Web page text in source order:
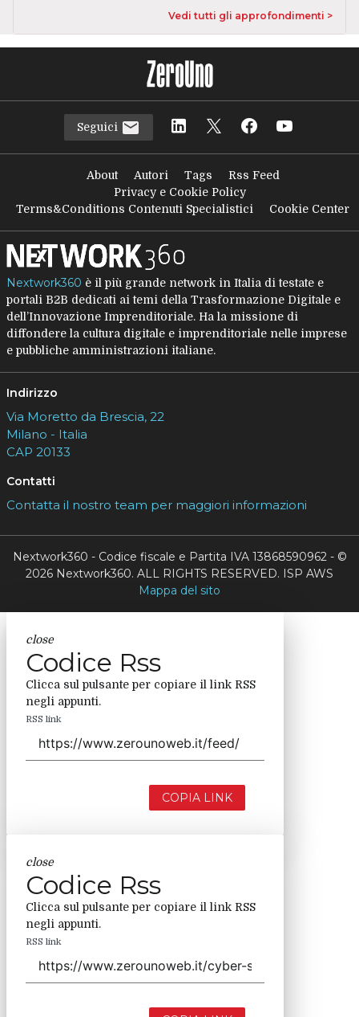
Vedi tutti gli approfondimenti >
Seguici
About Autori Tags
Rss Feed
Privacy e Cookie Policy
Terms&Conditions Contenuti Specialistici
Cookie Center
Nextwork360 è il più grande network in Italia di testate e
portali B2B dedicati ai temi della Trasformazione Digitale e
dell’Innovazione Imprenditoriale. Ha la missione di
diffondere la cultura digitale e imprenditoriale nelle imprese
e pubbliche amministrazioni italiane.
Indirizzo
Via Moretto da Brescia, 22
Milano - Italia
CAP 20133
Contatti
Contatta il nostro team per maggiori informazioni
Nextwork360 - Codice fiscale e Partita IVA 13868590962 - ©
2026 Nextwork360. ALL RIGHTS RESERVED. ISP AWS
Mappa del sito
close
Codice Rss
Clicca sul pulsante per copiare il link RSS
negli appunti.
RSS link
COPIA LINK
close
Codice Rss
Clicca sul pulsante per copiare il link RSS
negli appunti.
RSS link